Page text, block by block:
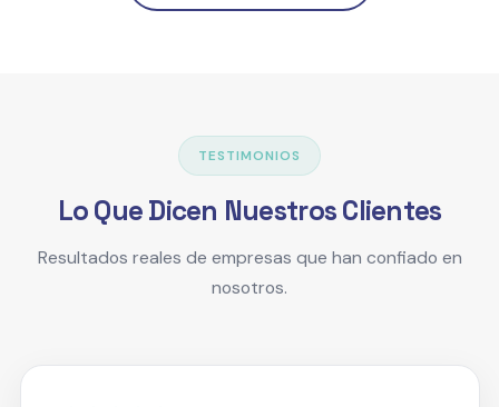
TESTIMONIOS
Lo Que Dicen Nuestros Clientes
Resultados reales de empresas que han confiado en
nosotros.